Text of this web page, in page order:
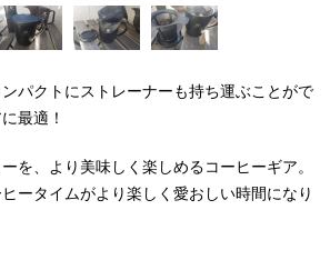
パクトにストレーナーも持ち運ぶことがで
最適！
を、より美味しく楽しめるコーヒーギア。
ータイムがより楽しく愛おしい時間になり